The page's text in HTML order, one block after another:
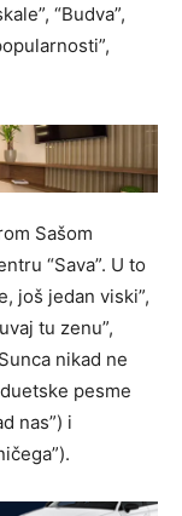
“Budva”,
Sašom
“Sava”. U to
još jedan viski”,
tu zenu”,
nikad ne
pesme
nas”) i